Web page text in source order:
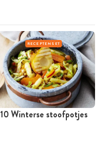
RECEPTENSET
10 Winterse stoofpotjes